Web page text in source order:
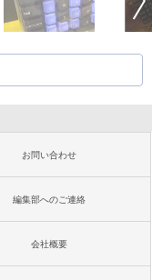
お問い合わせ
編集部へのご連絡
会社概要